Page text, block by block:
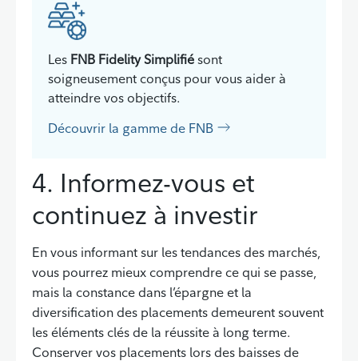
Les FNB Fidelity Simplifié sont
soigneusement conçus pour vous aider à
atteindre vos objectifs.
Découvrir la gamme de FNB
4. Informez-vous et
continuez à investir
En vous informant sur les tendances des marchés,
vous pourrez mieux comprendre ce qui se passe,
mais la constance dans l’épargne et la
diversification des placements demeurent souvent
les éléments clés de la réussite à long terme.
Conserver vos placements lors des baisses de